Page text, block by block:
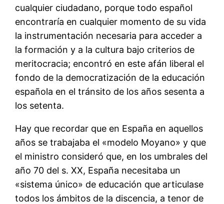
cualquier ciudadano, porque todo español
encontraría en cualquier momento de su vida
la instrumentación necesaria para acceder a
la formación y a la cultura bajo criterios de
meritocracia; encontró en este afán liberal el
fondo de la democratización de la educación
española en el tránsito de los años sesenta a
los setenta.
Hay que recordar que en España en aquellos
años se trabajaba el «modelo Moyano» y que
el ministro consideró que, en los umbrales del
año 70 del s. XX, España necesitaba un
«sistema único» de educación que articulase
todos los ámbitos de la discencia, a tenor de